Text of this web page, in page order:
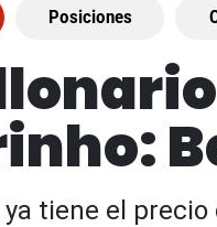
Posiciones
tiene el